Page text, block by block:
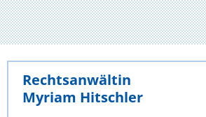
Rechtsanwältin
Myriam Hitschler